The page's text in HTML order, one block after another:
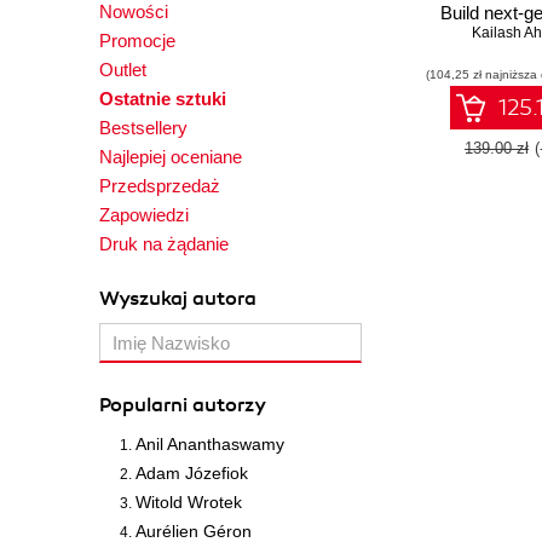
Nowości
Promocje
Outlet
Ostatnie sztuki
Bestsellery
Najlepiej oceniane
Przedsprzedaż
Zapowiedzi
Druk na żądanie
Wyszukaj autora
Popularni autorzy
Anil Ananthaswamy
Adam Józefiok
Witold Wrotek
Aurélien Géron
Build next-
generative
Kailash
(104,25 zł
139.00 zł